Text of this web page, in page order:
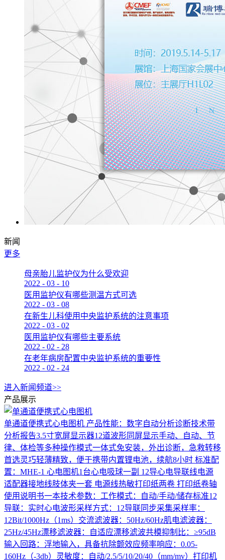
新闻
更多
母亲胎儿监护仪为什么受欢迎
2022 - 03 - 10
医用监护仪有哪些测温方式可选
2022 - 03 - 08
在新生儿科使用中央监护系统的注意事项
2022 - 03 - 02
医用监护仪有哪些主要系统
2022 - 02 - 28
在老年病房配置中央监护系统的重要性
2022 - 02 - 24
进入新闻频道>>
产品展示
单通道便携式心电图机 产品性能：数字自动分析诊断技术带
分析报告3.5寸宽屏显示器12道波形同屏显示手动、自动、节
律、体检等多种操作模式一体式免安装，外出诊断，急救转移
首选灵巧轻薄精致，便于携带内置锂电池，续航8小时 标准配
置：MHE-1 心电图机1台心电吸球一副 12导心电导联线电源
适配器接地线肢体夹一套 电源线热敏打印纸两卷 打印纸卷轴
使用说明书一本技术参数：工作模式：自动/手动/储存标准12
导联：实时心电波形采样方式：12导联同步采集采样率：
12Bit/1000Hz（1ms）交流滤波器：50Hz/60Hz肌电滤波器：
25Hz/45Hz漂移滤波器：自适应漂移滤波共模抑制比：≥95dB
输入回路：浮地输入，具备抗除颤效应频率响应：0.05-
160Hz（-3db）灵敏度：自动/2.5/5/10/20/40（mm/mv）打印机